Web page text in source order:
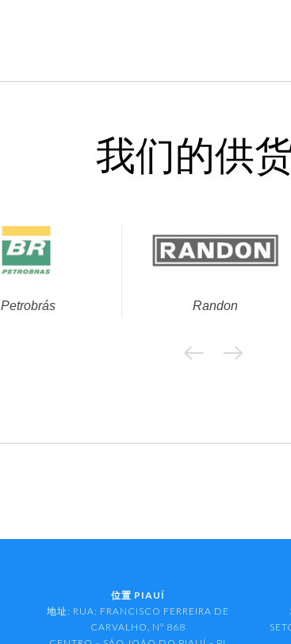
我们的供
Petrobrás Randon
位置 PIAUÍ
地址: RUA: FRANCISCO FERREIRA DE
CARVALHO, Nº 868